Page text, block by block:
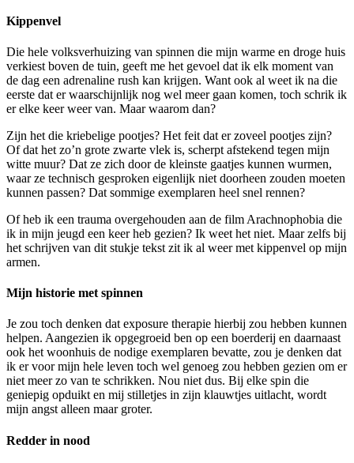
Kippenvel
Die hele volksverhuizing van spinnen die mijn warme en droge huis
verkiest boven de tuin, geeft me het gevoel dat ik elk moment van
de dag een adrenaline rush kan krijgen. Want ook al weet ik na die
eerste dat er waarschijnlijk nog wel meer gaan komen, toch schrik ik
er elke keer weer van. Maar waarom dan?
Zijn het die kriebelige pootjes? Het feit dat er zoveel pootjes zijn?
Of dat het zo’n grote zwarte vlek is, scherpt afstekend tegen mijn
witte muur? Dat ze zich door de kleinste gaatjes kunnen wurmen,
waar ze technisch gesproken eigenlijk niet doorheen zouden moeten
kunnen passen? Dat sommige exemplaren heel snel rennen?
Of heb ik een trauma overgehouden aan de film Arachnophobia die
ik in mijn jeugd een keer heb gezien? Ik weet het niet. Maar zelfs bij
het schrijven van dit stukje tekst zit ik al weer met kippenvel op mijn
armen.
Mijn historie met spinnen
Je zou toch denken dat exposure therapie hierbij zou hebben kunnen
helpen. Aangezien ik opgegroeid ben op een boerderij en daarnaast
ook het woonhuis de nodige exemplaren bevatte, zou je denken dat
ik er voor mijn hele leven toch wel genoeg zou hebben gezien om er
niet meer zo van te schrikken. Nou niet dus. Bij elke spin die
geniepig opduikt en mij stilletjes in zijn klauwtjes uitlacht, wordt
mijn angst alleen maar groter.
Redder in nood